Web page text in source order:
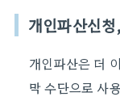
개인파산신
개인파산은 더
막 수단으로 사